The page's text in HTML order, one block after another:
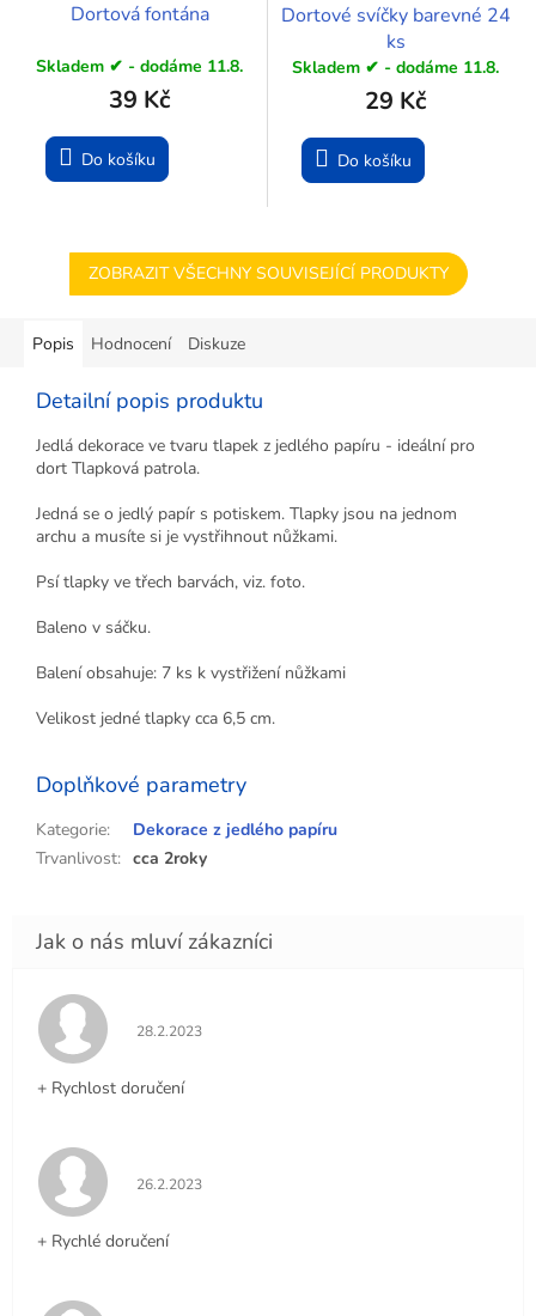
Dortová fontána
Skladem ✔ - dodáme 11.8.
39 Kč
Do košíku
Dortové svíčky barevné 24
ks
Skladem ✔ - dodáme 11.8.
29 Kč
Do košíku
ZOBRAZIT VŠECHNY SOUVISEJÍCÍ PRODUKTY
Popis Hodnocení Diskuze
Detailní popis produktu
Jedlá dekorace ve tvaru tlapek z jedlého papíru - ideální pro
dort Tlapková patrola.
Jedná se o jedlý papír s potiskem. Tlapky jsou na jednom
archu a musíte si je vystřihnout nůžkami.
Psí tlapky ve třech barvách, viz. foto.
Baleno v sáčku.
Balení obsahuje: 7 ks k vystřižení nůžkami
Velikost jedné tlapky cca 6,5 cm.
Doplňkové parametry
Kategorie:
Dekorace z jedlého papíru
Trvanlivost: cca 2roky
Hodnocení obchodu je 5 z 5 hvězdiček.
28.2.2023
+ Rychlost doručení
Hodnocení obchodu je 5 z 5 hvězdiček.
26.2.2023
+ Rychlé doručení